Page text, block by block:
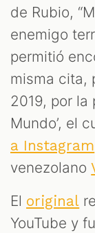
de Rubio,
enemigo
permitió
misma cita,
2019, por la
Mundo’, el
a Instagram
venezolano
El original
YouTube y